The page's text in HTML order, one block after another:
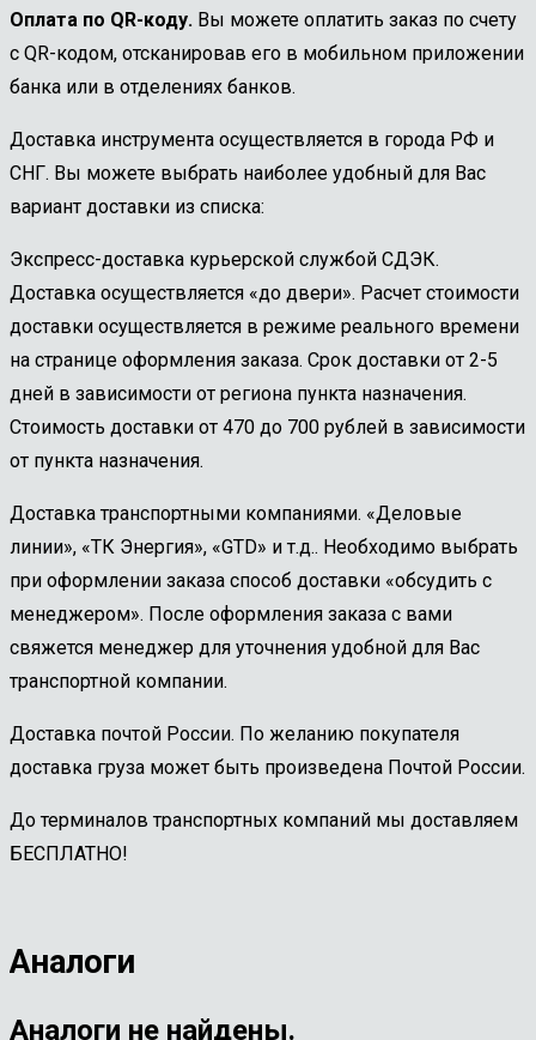
Оплата по QR-коду. Вы можете оплатить заказ по счету
с QR-кодом, отсканировав его в мобильном приложении
банка или в отделениях банков.
Доставка инструмента осуществляется в города РФ и
СНГ. Вы можете выбрать наиболее удобный для Вас
вариант доставки из списка:
Экспресс-доставка курьерской службой СДЭК.
Доставка осуществляется «до двери». Расчет стоимости
доставки осуществляется в режиме реального времени
на странице оформления заказа. Срок доставки от 2-5
дней в зависимости от региона пункта назначения.
Стоимость доставки от 470 до 700 рублей в зависимости
от пункта назначения.
Доставка транспортными компаниями. «Деловые
линии», «ТК Энергия», «GTD» и т.д.. Необходимо выбрать
при оформлении заказа способ доставки «обсудить с
менеджером». После оформления заказа с вами
свяжется менеджер для уточнения удобной для Вас
транспортной компании.
Доставка почтой России. По желанию покупателя
доставка груза может быть произведена Почтой России.
До терминалов транспортных компаний мы доставляем
БЕСПЛАТНО!
Аналоги
Аналоги не найдены.